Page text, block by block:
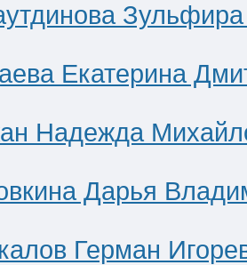
Екатерина
Надежда
Дарья
Герман